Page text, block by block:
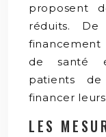
proposent
réduits.
financement
de santé
patients
financer
LES